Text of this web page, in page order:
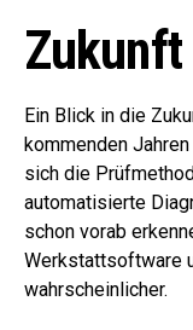
Zukunft
Ein Blick in die
kommenden
sich die
automatisierte
schon vorab
Werkstattsoftware
wahrscheinlicher.